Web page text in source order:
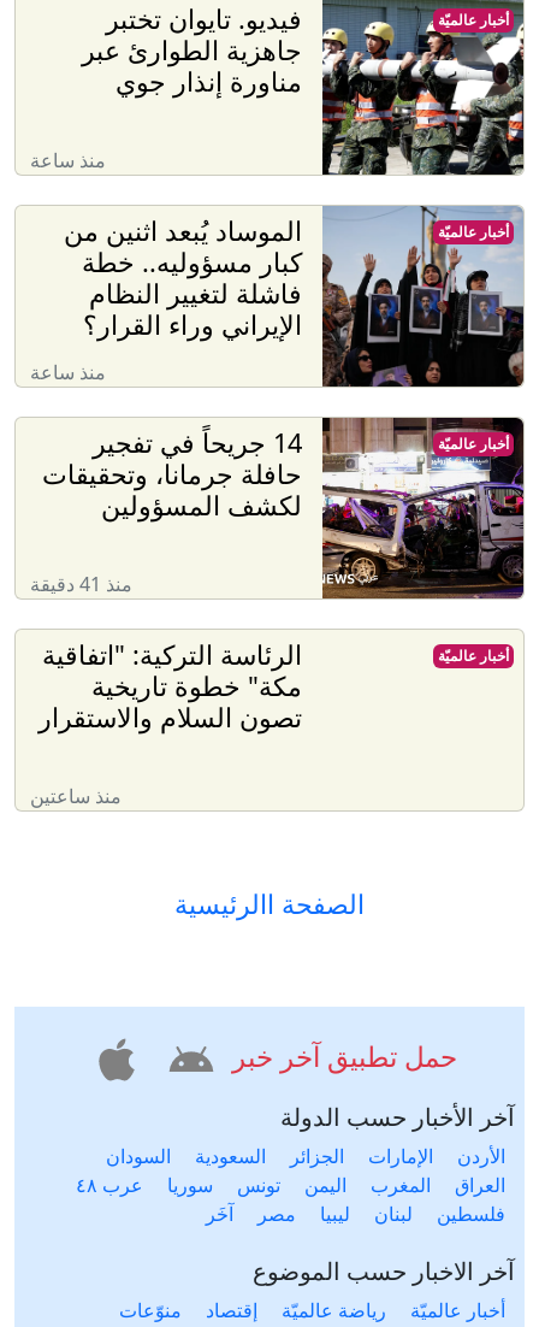
فيديو. تايوان تختبر
جاهزية الطوارئ عبر
مناورة إنذار جوي
منذ ساعة
أخبار عالميّة
الموساد يُبعد اثنين من
كبار مسؤوليه.. خطة
فاشلة لتغيير النظام
الإيراني وراء القرار؟
منذ ساعة
أخبار عالميّة
14 جريحاً في تفجير
حافلة جرمانا، وتحقيقات
لكشف المسؤولين
منذ 41 دقيقة
أخبار عالميّة
الرئاسة التركية: "اتفاقية
مكة" خطوة تاريخية
تصون السلام والاستقرار
منذ ساعتين
أخبار عالميّة
الصفحة االرئيسية
حمل تطبيق آخر خبر
آخر الأخبار حسب الدولة
الأردن الإمارات الجزائر السعودية
السودان
العراق
المغرب اليمن تونس سوريا
عرب ٤٨
فلسطين
لبنان ليبيا مصر آخَر
آخر الاخبار حسب الموضوع
أخبار عالميّة رياضة عالميّة إقتصاد
منوّعات